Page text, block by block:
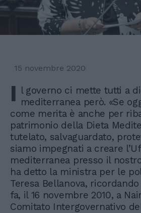
15 novembre 2020
I l governo ci mette tutti a
mediterranea però. «Se
come merita è anche per
patrimonio della Dieta
tutelato, salvaguardato,
siamo impegnati a creare
mediterranea presso il
ha detto la ministra per le
Teresa Bellanova,
fa, il 16 novembre 2010, a
Comitato Intergovernativo